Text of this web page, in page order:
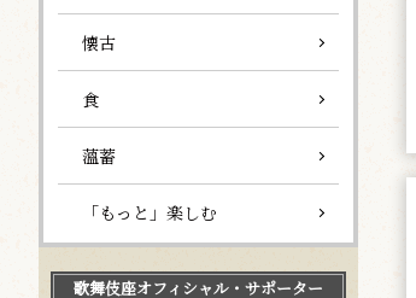
懐古
食
薀蓄
「もっと」楽しむ
歌舞伎座オフィシャル・サポーター